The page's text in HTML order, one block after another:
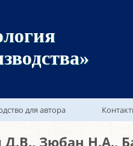
для автора
Зюбан Н.А.,